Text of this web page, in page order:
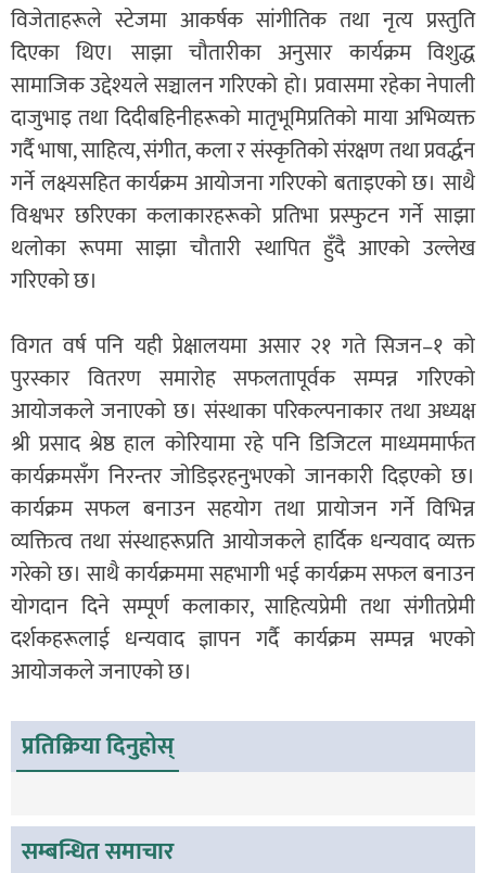
विजेताहरूले स्टेजमा आकर्षक सांगीतिक तथा नृत्य प्रस्तुति
दिएका थिए। साझा चौतारीका अनुसार कार्यक्रम विशुद्ध
सामाजिक उद्देश्यले सञ्चालन गरिएको हो। प्रवासमा रहेका नेपाली
दाजुभाइ तथा दिदीबहिनीहरूको मातृभूमिप्रतिको माया अभिव्यक्त
गर्दै भाषा, साहित्य, संगीत, कला र संस्कृतिको संरक्षण तथा प्रवर्द्धन
गर्ने लक्ष्यसहित कार्यक्रम आयोजना गरिएको बताइएको छ। साथै
विश्वभर छरिएका कलाकारहरूको प्रतिभा प्रस्फुटन गर्ने साझा
थलोका रूपमा साझा चौतारी स्थापित हुँदै आएको उल्लेख
गरिएको छ।
विगत वर्ष पनि यही प्रेक्षालयमा असार २१ गते सिजन–१ को
पुरस्कार वितरण समारोह सफलतापूर्वक सम्पन्न गरिएको
आयोजकले जनाएको छ। संस्थाका परिकल्पनाकार तथा अध्यक्ष
श्री प्रसाद श्रेष्ठ हाल कोरियामा रहे पनि डिजिटल माध्यममार्फत
कार्यक्रमसँग निरन्तर जोडिइरहनुभएको जानकारी दिइएको छ।
कार्यक्रम सफल बनाउन सहयोग तथा प्रायोजन गर्ने विभिन्न
व्यक्तित्व तथा संस्थाहरूप्रति आयोजकले हार्दिक धन्यवाद व्यक्त
गरेको छ। साथै कार्यक्रममा सहभागी भई कार्यक्रम सफल बनाउन
योगदान दिने सम्पूर्ण कलाकार, साहित्यप्रेमी तथा संगीतप्रेमी
दर्शकहरूलाई धन्यवाद ज्ञापन गर्दै कार्यक्रम सम्पन्न भएको
आयोजकले जनाएको छ।
प्रतिक्रिया दिनुहोस्
सम्बन्धित समाचार